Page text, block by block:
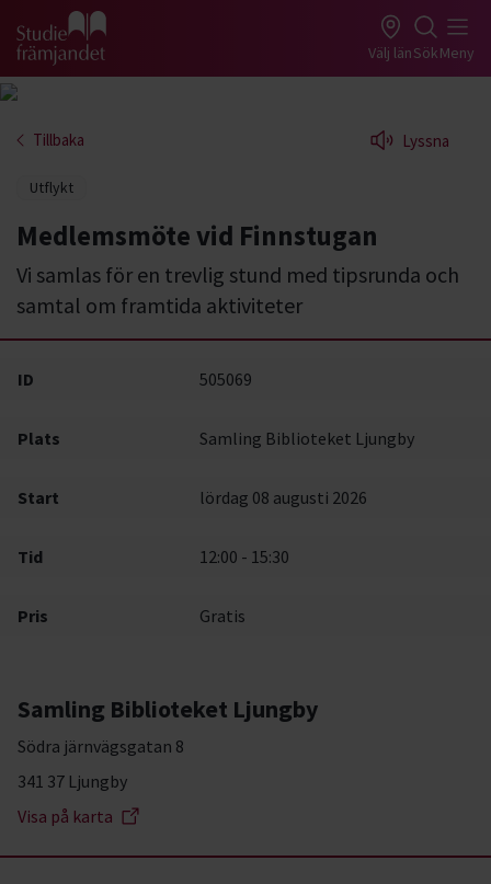
Gå till studiefrämjandets startsida Välj länSökMeny
Tillbaka Lyssna
Utflykt
Medlemsmöte vid Finnstugan
Vi samlas för en trevlig stund med tipsrunda och
samtal om framtida aktiviteter
ID 505069
Plats Samling Biblioteket Ljungby
Start lördag 08 augusti 2026
Tid 12:00 - 15:30
Pris Gratis
Samling Biblioteket Ljungby
Södra järnvägsgatan 8
341 37 Ljungby
Visa på karta